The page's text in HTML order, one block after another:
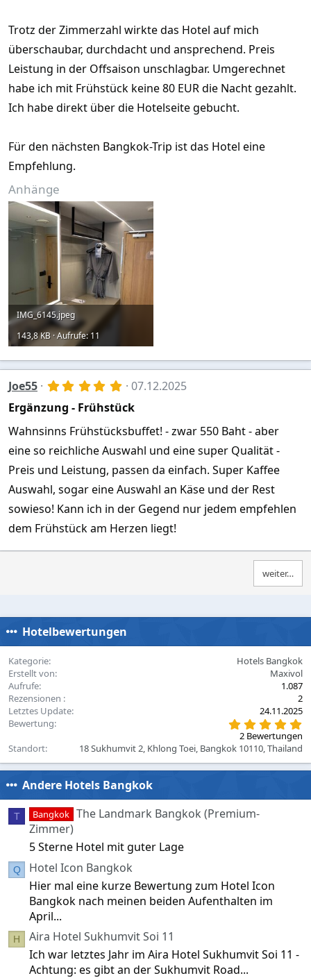
Trotz der Zimmerzahl wirkte das Hotel auf mich
überschaubar, durchdacht und ansprechend. Preis
Leistung in der Offsaison unschlagbar. Umgerechnet
habe ich mit Frühstück keine 80 EUR die Nacht gezahlt.
Ich habe direkt über die Hotelseite gebucht.
Für den nächsten Bangkok-Trip ist das Hotel eine
Empfehlung.
Anhänge
IMG_6145.jpeg
143,8 KB · Aufrufe: 11
Joe55 5
0
S
e
n
(
e
)
07.12.2025
Ergänzung - Frühstück
Wahnsinns Frühstücksbuffet! - zwar 550 Baht - aber
eine so reichliche Auswahl und eine super Qualität -
Preis und Leistung, passen da einfach. Super Kaffee
Auswahl, sogar eine Auswahl an Käse und der Rest
sowieso! Kann ich in der Gegend nur jedem empfehlen
dem Frühstück am Herzen liegt!
weiter…
Hotelbewertungen
Kategorie
Hotels Bangkok
Erstellt von
Maxivol
Aufrufe
1.087
Rezensionen
2
Letztes Update
24.11.2025
Bewertung
S
t
r
2 Bewertungen
Standort
18 Sukhumvit 2, Khlong Toei, Bangkok 10110, Thailand
Andere Hotels Bangkok
T Bangkok The Landmark Bangkok (Premium-
Zimmer)
5 Sterne Hotel mit guter Lage
Q
Hotel Icon Bangkok
Hier mal eine kurze Bewertung zum Hotel Icon
Bangkok nach meinen beiden Aufenthalten im
April...
H
Aira Hotel Sukhumvit Soi 11
Ich war letztes Jahr im Aira Hotel Sukhumvit Soi 11 -
Achtung: es gibt an der Sukhumvit Road...